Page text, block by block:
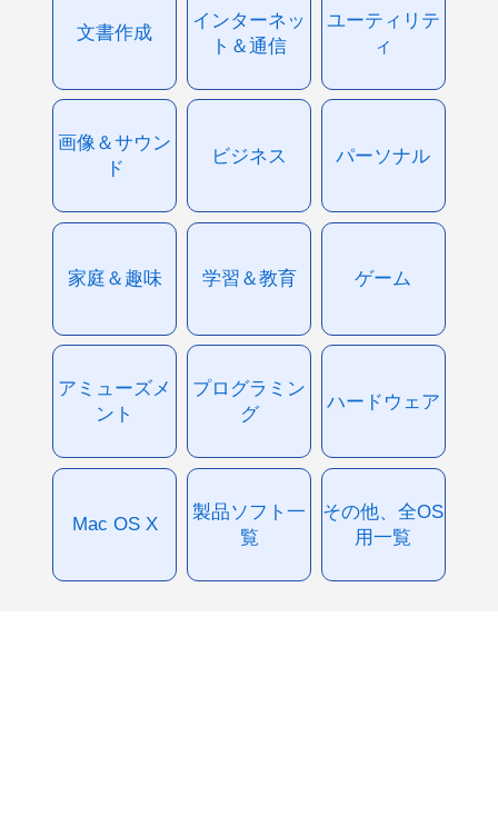
文書作成
インターネッ
ト＆通信
ユーティリテ
ィ
画像＆サウン
ド
ビジネス パーソナル
家庭＆趣味 学習＆教育 ゲーム
アミューズメ
ント
プログラミン
グ
ハードウェア
Mac OS X
製品ソフト一
覧
その他、全OS
用一覧